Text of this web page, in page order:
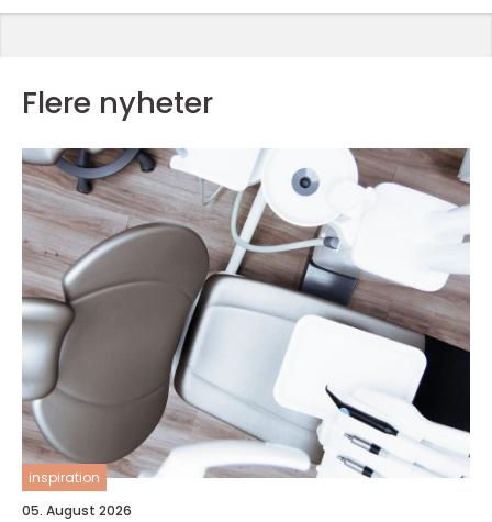
Flere nyheter
inspiration
05. August 2026